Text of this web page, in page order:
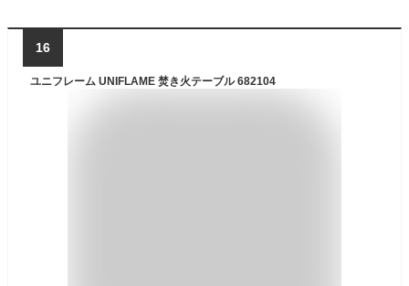
16
ユニフレーム UNIFLAME 焚き火テーブル 682104